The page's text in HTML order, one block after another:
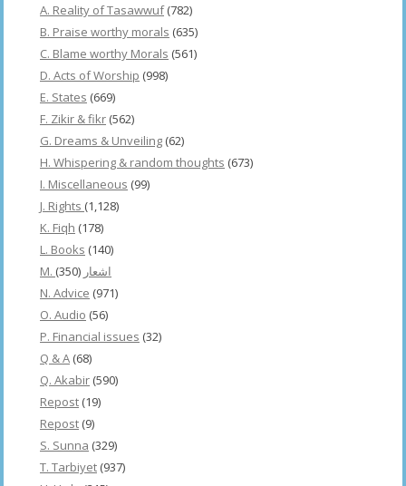
A. Reality of Tasawwuf(782)
B. Praise worthy morals (635)
C. Blame worthy Morals (561)
D. Acts of Worship (998)
E. States (669)
F. Zikir & fikr (562)
G. Dreams & Unveiling (62)
H. Whispering & random thoughts (673)
I. Miscellaneous (99)
J. Rights (1,128)
K. Fiqh (178)
L. Books (140)
M. اشعار (350)
N. Advice (971)
O. Audio (56)
P. Financial issues (32)
Q & A (68)
Q. Akabir (590)
Repost (19)
Repost (9)
S. Sunna (329)
T. Tarbiyet (937)